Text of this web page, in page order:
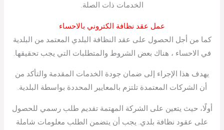
الخدمات ذات الصلة.
عمل عقد نظافة الكتروني بالاحساء
كما من أجل الحصول على عقد النظافة البلدي المعتمد من البلدية
في الاحساء ، هناك بعض الشروط والمتطلبات التي يجب تحقيقها.
يهدف هذا الإجراء إلى ضمان جودة الخدمات المقدمة والتأكد من
أن الشركات المعتمدة تلتزم بالمعايير المحددة بواسطة البلدية.
أولًا، حيث يتعين على الشركة المهتمة تقديم طلب رسمي للحصول
على عقود نظافة بلدي. يجب أن يتضمن الطلب معلومات شاملة